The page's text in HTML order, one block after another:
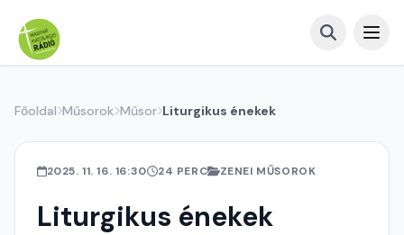
Főoldal Műsorok Műsor Liturgikus énekek
2025. 11. 16. 16:30 24 PERC ZENEI MŰSOROK
Liturgikus énekek